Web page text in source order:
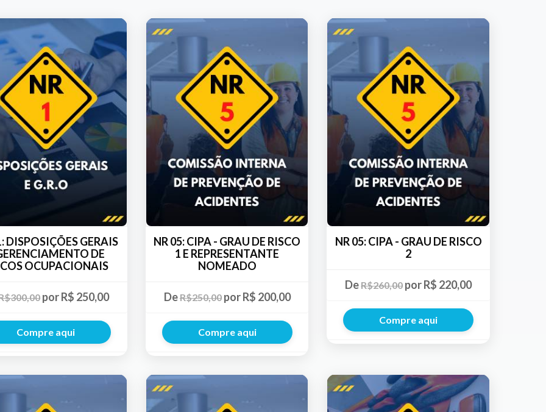
DISPOSIÇÕES GERAIS
DE
OCUPACIONAIS
por R$ 250,00
Compre aqui
NR 05: CIPA - GRAU DE RISCO
1 E REPRESENTANTE
NOMEADO
DeR$250,00por R$ 200,00
Compre aqui
NR 05: CIPA - GRAU DE RISCO
2
DeR$260,00 por R$ 220,00
Compre aqui